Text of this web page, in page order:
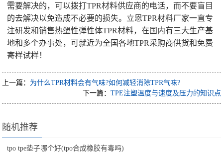
需要解决的，可以拨打TPR材料供应商的电话，而不要盲目
的去解决以免造成不必要的损失。立恩TPR材料厂家一直专
注研发和销售热塑性弹性体TPR材料，在国内有三大生产基
地和多个办事处，可就近为全国各地TPR采购商供货和免费
寄样试样！
上一篇： 为什么TPR材料会有气味?如何减轻消除TPR气味?
下一篇： TPE注塑温度与速度及压力的知识点
随机推荐
tpo tpe垫子哪个好(tpo合成橡胶有毒吗)